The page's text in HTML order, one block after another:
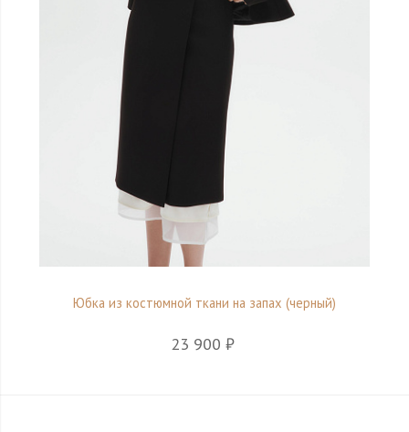
Юбка из костюмной ткани на запах (черный)
23 900 ₽